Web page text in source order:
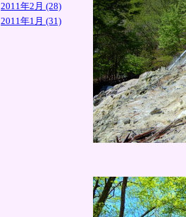
2011年2月 (28)
2011年1月 (31)